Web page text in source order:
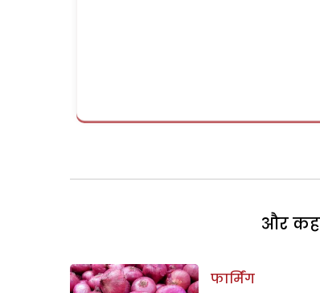
और
फार्मिंग